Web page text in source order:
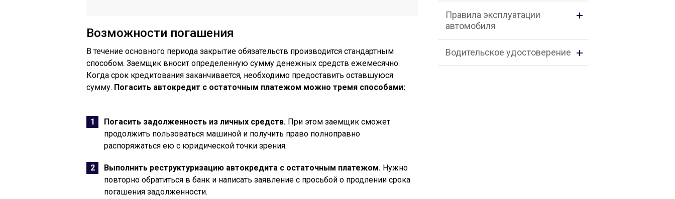
Возможности погашения
В течение основного периода закрытие обязательств производится стандартным
способом. Заемщик вносит определенную сумму денежных средств ежемесячно.
Когда срок кредитования заканчивается, необходимо предоставить оставшуюся
сумму. Погасить автокредит с остаточным платежом можно тремя способами:
Погасить задолженность из личных средств. При этом заемщик сможет
продолжить пользоваться машиной и получить право полноправно
распоряжаться ею с юридической точки зрения.
Выполнить реструктуризацию автокредита с остаточным платежом. Нужно
повторно обратиться в банк и написать заявление с просьбой о продлении срока
погашения задолженности.
Правила эксплуатации
автомобиля
Водительское удостоверение